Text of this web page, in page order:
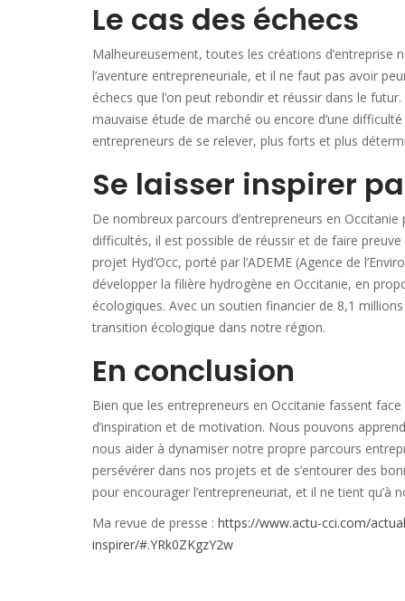
Le cas des échecs
Malheureusement, toutes les créations d’entreprise
l’aventure entrepreneuriale, et il ne faut pas avoir
échecs que l’on peut rebondir et réussir dans le
mauvaise étude de marché ou encore d’une
entrepreneurs de se relever, plus forts et plus
Se laisser inspirer
De nombreux parcours d’entrepreneurs en
difficultés, il est possible de réussir et de faire
projet Hyd’Occ, porté par l’ADEME (Agence de
développer la filière hydrogène en Occitanie, en
écologiques. Avec un soutien financier de 8,1
transition écologique dans notre région.
En conclusion
Bien que les entrepreneurs en Occitanie fassent
d’inspiration et de motivation. Nous pouvons
nous aider à dynamiser notre propre parcours
persévérer dans nos projets et de s’entourer des
pour encourager l’entrepreneuriat, et il ne tient qu’à
Ma revue de presse : https://www.actu-cci.com/
inspirer/#.YRk0ZKgzY2w